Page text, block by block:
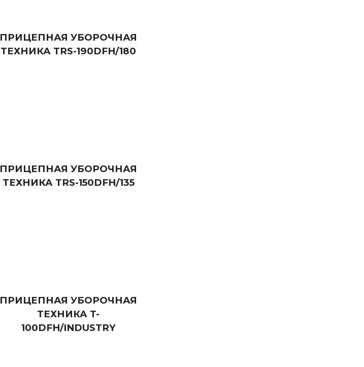
ПРИЦЕПНАЯ УБОРОЧНАЯ
ТЕХНИКА TRS-190DFH/180
ПРИЦЕПНАЯ УБОРОЧНАЯ
ТЕХНИКА TRS-150DFH/135
ПРИЦЕПНАЯ УБОРОЧНАЯ
ТЕХНИКА T-
100DFH/INDUSTRY